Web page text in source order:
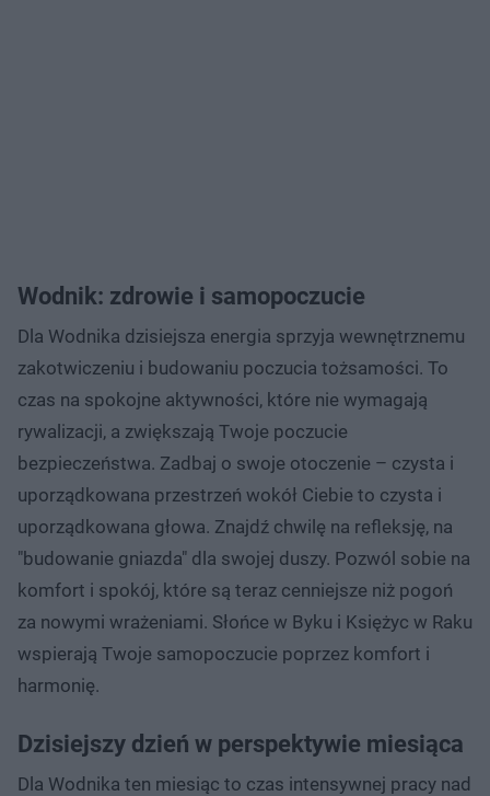
Wodnik: zdrowie i samopoczucie
Dla Wodnika dzisiejsza energia sprzyja wewnętrznemu
zakotwiczeniu i budowaniu poczucia tożsamości. To
czas na spokojne aktywności, które nie wymagają
rywalizacji, a zwiększają Twoje poczucie
bezpieczeństwa. Zadbaj o swoje otoczenie – czysta i
uporządkowana przestrzeń wokół Ciebie to czysta i
uporządkowana głowa. Znajdź chwilę na refleksję, na
"budowanie gniazda" dla swojej duszy. Pozwól sobie na
komfort i spokój, które są teraz cenniejsze niż pogoń
za nowymi wrażeniami. Słońce w Byku i Księżyc w Raku
wspierają Twoje samopoczucie poprzez komfort i
harmonię.
Dzisiejszy dzień w perspektywie miesiąca
Dla Wodnika ten miesiąc to czas intensywnej pracy nad